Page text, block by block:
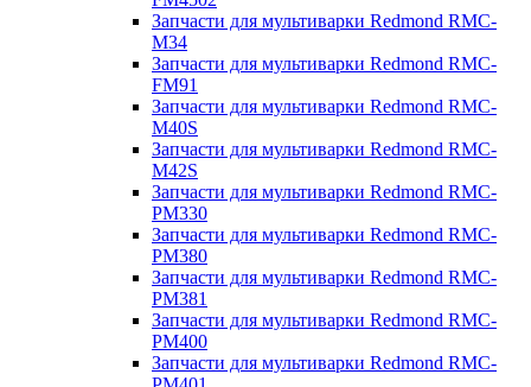
Запчасти для мультиварки Redmond RMC-
M34
Запчасти для мультиварки Redmond RMC-
FM91
Запчасти для мультиварки Redmond RMC-
M40S
Запчасти для мультиварки Redmond RMC-
M42S
Запчасти для мультиварки Redmond RMC-
PM330
Запчасти для мультиварки Redmond RMC-
PM380
Запчасти для мультиварки Redmond RMC-
PM381
Запчасти для мультиварки Redmond RMC-
PM400
Запчасти для мультиварки Redmond RMC-